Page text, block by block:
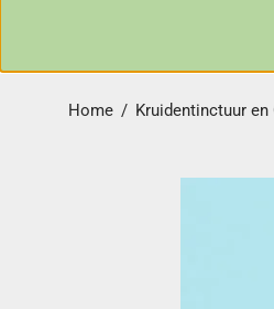
Home / Kruidentinctuur en